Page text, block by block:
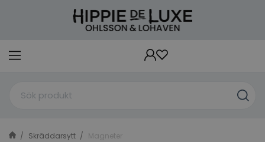
Skräddarsytt Magneter